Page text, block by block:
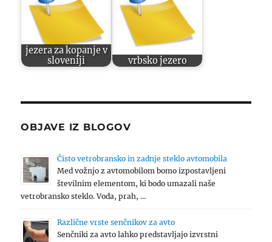
jezera za kopanje v
sloveniji
vrbsko jezero
OBJAVE IZ BLOGOV
Čisto vetrobransko in zadnje steklo avtomobila
Med vožnjo z avtomobilom bomo izpostavljeni
številnim elementom, ki bodo umazali naše
vetrobransko steklo. Voda, prah, …
Različne vrste senčnikov za avto
Senčniki za avto lahko predstavljajo izvrstni